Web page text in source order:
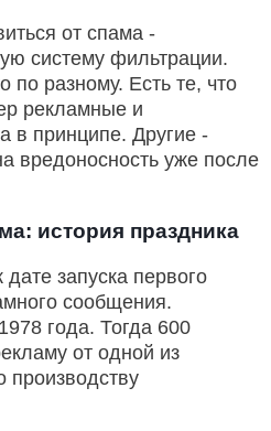
от спама -
систему фильтрации.
разному. Есть те, что
рекламные и
в принципе. Другие -
вредоносность уже после
история праздника
запуска первого
сообщения.
года. Тогда 600
от одной из
производству